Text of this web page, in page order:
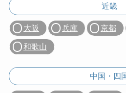
近畿
大阪 兵庫 京都
和歌山
中国・四